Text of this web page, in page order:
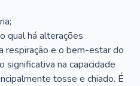
qual há alterações
respiração e o bem-estar do
significativa na capacidade
tosse e chiado. É